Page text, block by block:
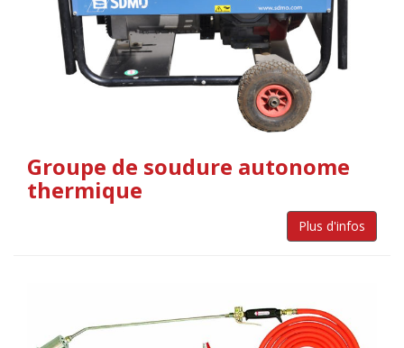
Groupe de soudure autonome
thermique
Plus d'infos